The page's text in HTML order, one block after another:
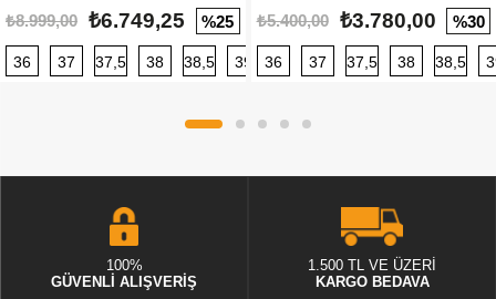
₺8.999,00 ₺6.749,25 %25
36 37 37,5 38 38,5 39 40 40,5 41 42 42,5
₺5.400,00 ₺3.780,00 %30
36 37 37,5 38 38,5
100%
GÜVENLİ ALIŞVERİŞ
1.500 TL VE ÜZERİ
KARGO BEDAVA